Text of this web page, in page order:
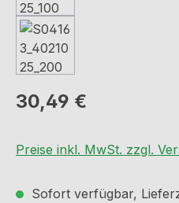
Regulärer Preis:
30,49 €
Preise inkl. MwSt. zzgl.
Sofort verfügbar,